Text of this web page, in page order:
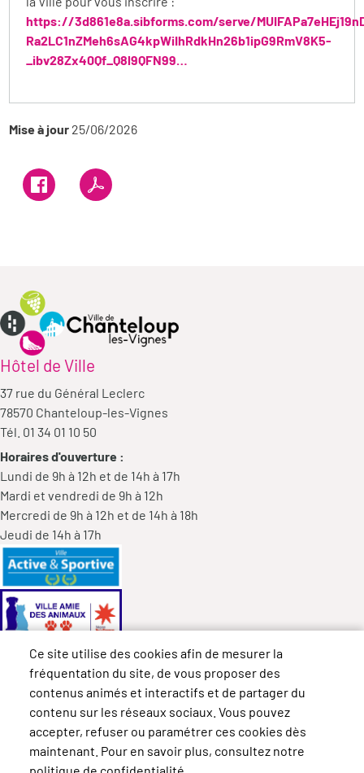
https://3d861e8a.sibforms.com/serve/
Ra2LC1nZMeh6sAG4kpWiIhRdkHn26b1ipG9RmV8K5-
_ibv28Zx40Qf_Q8l9QFN99…
Mise à jour 25/06/2026
Hôtel de Ville
37 rue du Général Leclerc
78570 Chanteloup-les-Vignes
Tél. 01 34 01 10 50
Horaires d'ouverture :
Lundi de 9h à 12h et de 14h à 17h
Mardi et vendredi de 9h à 12h
Mercredi de 9h à 12h et de 14h à 18h
Jeudi de 14h à 17h
Ce site utilise des cookies afin de mesurer la
fréquentation du site, de vous proposer des
contenus animés et interactifs et de partager du
contenu sur les réseaux sociaux. Vous pouvez
accepter, refuser ou paramétrer ces cookies dès
maintenant. Pour en savoir plus, consultez notre